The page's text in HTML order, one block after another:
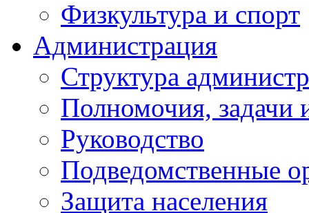
Физкультура и спорт
Администрация
Структура
Полномочия, задачи
Руководство
Подведомственные
Защита населения